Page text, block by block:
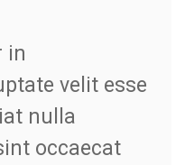
in
velit esse
nulla
occaecat